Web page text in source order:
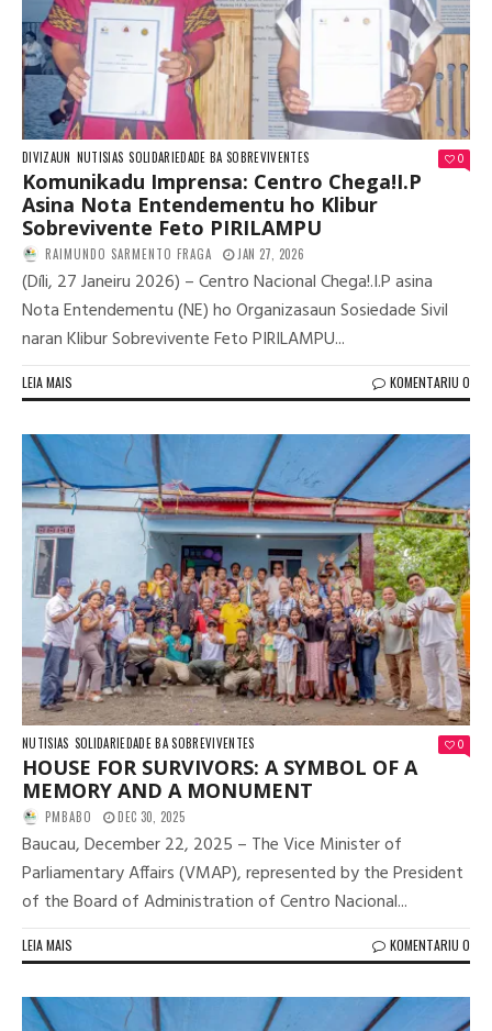
DIVIZAUN NUTISIAS SOLIDARIEDADE BA SOBREVIVENTES 0
Komunikadu Imprensa: Centro Chega!I.P
Asina Nota Entendementu ho Klibur
Sobrevivente Feto PIRILAMPU
RAIMUNDO SARMENTO FRAGA JAN 27, 2026
(Díli, 27 Janeiru 2026) – Centro Nacional Chega!.I.P asina
Nota Entendementu (NE) ho Organizasaun Sosiedade Sivil
naran Klibur Sobrevivente Feto PIRILAMPU...
LEIA MAIS KOMENTARIU 0
NUTISIAS SOLIDARIEDADE BA SOBREVIVENTES 0
HOUSE FOR SURVIVORS: A SYMBOL OF A
MEMORY AND A MONUMENT
PMBABO DEC 30, 2025
Baucau, December 22, 2025 – The Vice Minister of
Parliamentary Affairs (VMAP), represented by the President
of the Board of Administration of Centro Nacional...
LEIA MAIS KOMENTARIU 0